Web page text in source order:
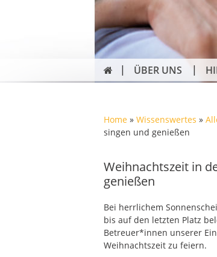
ÜBER UNS
Home » Wissenswertes »
singen und genießen
Weihnachtszeit in
genießen
Bei herrlichem
bis auf den letzten Platz
Betreuer*innen unserer
Weihnachtszeit zu feiern.